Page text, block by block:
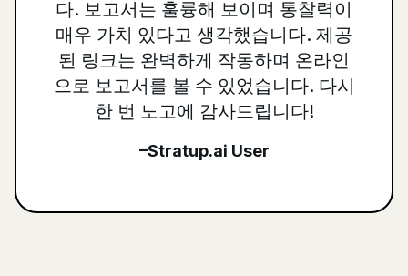
다. 보고서는 훌륭해 보이며 통찰력이
매우 가치 있다고 생각했습니다. 제공
된 링크는 완벽하게 작동하며 온라인
으로 보고서를 볼 수 있었습니다. 다시
한 번 노고에 감사드립니다!
–Stratup.ai User